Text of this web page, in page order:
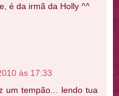
é da irmã da Holly ^^
às 17:33
um tempão... lendo tua